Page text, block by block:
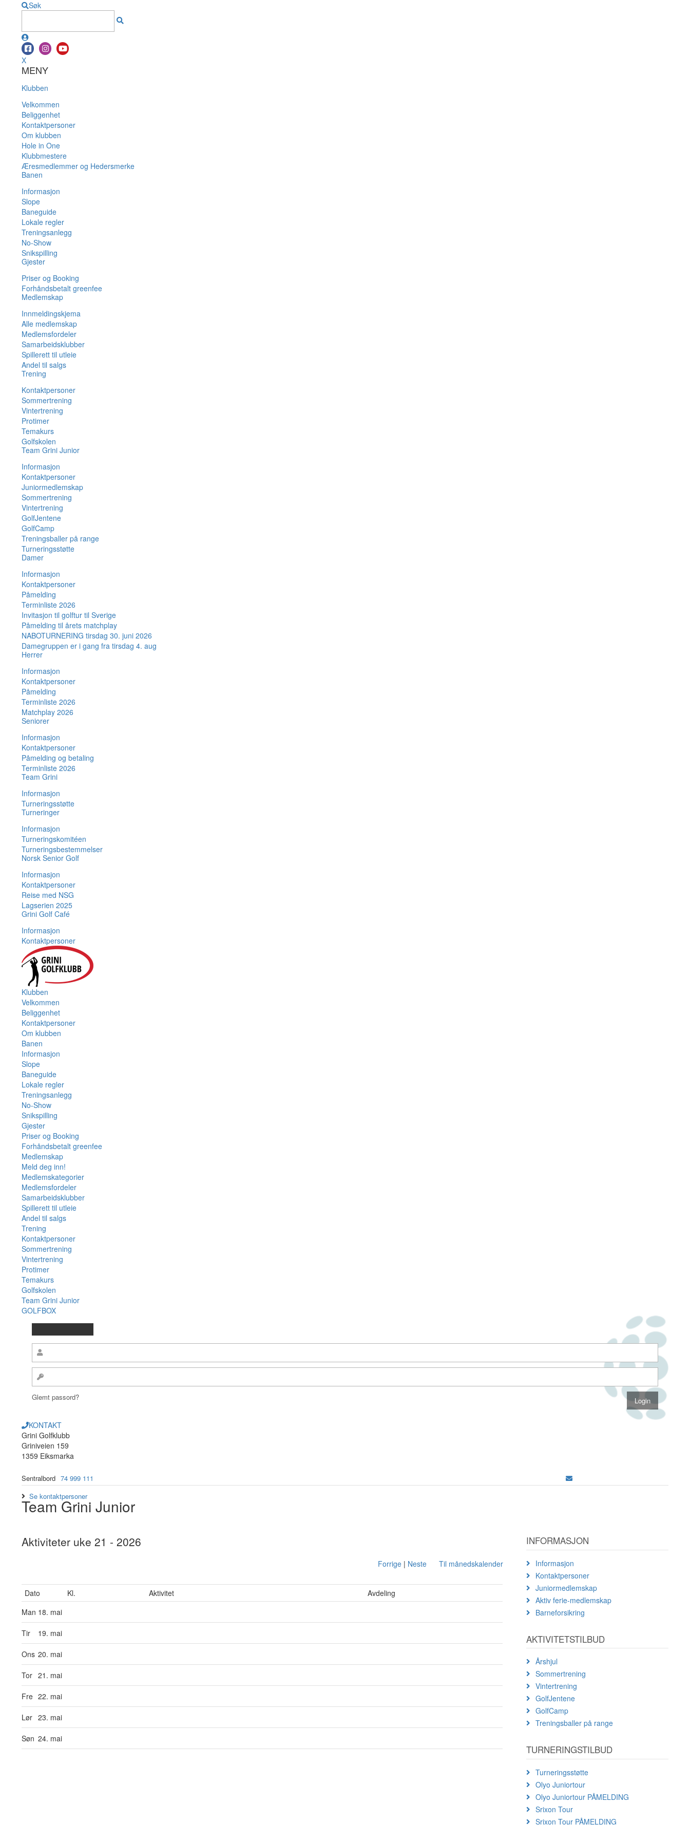
Søk
X
MENY
Klubben
Velkommen
Beliggenhet
Kontaktpersoner
Om klubben
Hole in One
Klubbmestere
Æresmedlemmer og Hedersmerke
Banen
Informasjon
Slope
Baneguide
Lokale regler
Treningsanlegg
No-Show
Snikspilling
Gjester
Priser og Booking
Forhåndsbetalt greenfee
Medlemskap
Innmeldingskjema
Alle medlemskap
Medlemsfordeler
Samarbeidsklubber
Spillerett til utleie
Andel til salgs
Trening
Kontaktpersoner
Sommertrening
Vintertrening
Protimer
Temakurs
Golfskolen
Team Grini Junior
Informasjon
Kontaktpersoner
Juniormedlemskap
Sommertrening
Vintertrening
GolfJentene
GolfCamp
Treningsballer på range
Turneringsstøtte
Damer
Informasjon
Kontaktpersoner
Påmelding
Terminliste 2026
Invitasjon til golftur til Sverige
Påmelding til årets matchplay
NABOTURNERING tirsdag 30. juni 2026
Damegruppen er i gang fra tirsdag 4. aug
Herrer
Informasjon
Kontaktpersoner
Påmelding
Terminliste 2026
Matchplay 2026
Seniorer
Informasjon
Kontaktpersoner
Påmelding og betaling
Terminliste 2026
Team Grini
Informasjon
Turneringsstøtte
Turneringer
Informasjon
Turneringskomitéen
Turneringsbestemmelser
Norsk Senior Golf
Informasjon
Kontaktpersoner
Reise med NSG
Lagserien 2025
Grini Golf Café
Informasjon
Kontaktpersoner
Klubben
Velkommen
Beliggenhet
Kontaktpersoner
Om klubben
Banen
Informasjon
Slope
Baneguide
Lokale regler
Treningsanlegg
No-Show
Snikspilling
Gjester
Priser og Booking
Forhåndsbetalt greenfee
Medlemskap
Meld deg inn!
Medlemskategorier
Medlemsfordeler
Samarbeidsklubber
Spillerett til utleie
Andel til salgs
Trening
Kontaktpersoner
Sommertrening
Vintertrening
Protimer
Temakurs
Golfskolen
Team Grini Junior
GOLFBOX
Glemt passord?
KONTAKT
Grini Golfklubb
Griniveien 159
1359 Eiksmarka
Sentralbord 74 999 111
Se kontaktpersoner
Team Grini Junior
Aktiviteter uke 21 - 2026
Forrige| Neste Til månedskalender
Dato Kl. Aktivitet
Avdeling
Man 18. mai
Tir 19. mai
Ons 20. mai
Tor 21. mai
Fre 22. mai
Lør 23. mai
Søn 24. mai
INFORMASJON
Informasjon
Kontaktpersoner
Juniormedlemskap
Aktiv ferie-medlemskap
Barneforsikring
AKTIVITETSTILBUD
Årshjul
Sommertrening
Vintertrening
GolfJentene
GolfCamp
Treningsballer på range
TURNERINGSTILBUD
Turneringsstøtte
Olyo Juniortour
Olyo Juniortour PÅMELDING
Srixon Tour
Srixon Tour PÅMELDING